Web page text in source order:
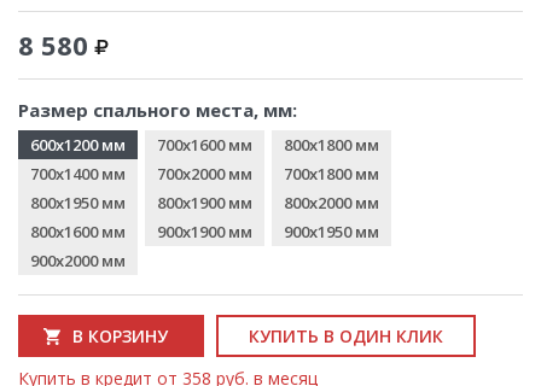
8 580
Размер спального места, мм:
600x1200 мм 700x1600 мм
800x1800 мм
700x1400 мм
700x2000 мм
700x1800 мм
800x1950 мм
800x1900 мм
800x2000 мм
800x1600 мм
900x1900 мм
900x1950 мм
900x2000 мм
В КОРЗИНУ
КУПИТЬ В ОДИН КЛИК
Купить в кредит от 358 руб. в месяц